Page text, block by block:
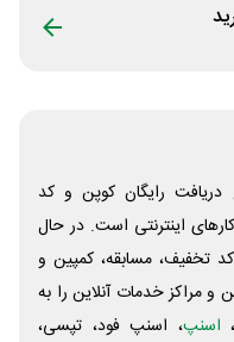
رایگان کوپن و کد
اینترنتی است. در حال
تخفیف، مسابقه، کمپین و
و مراکز خدمات آنلاین را به
، اسنپ، اسنپ فود، تپسی،